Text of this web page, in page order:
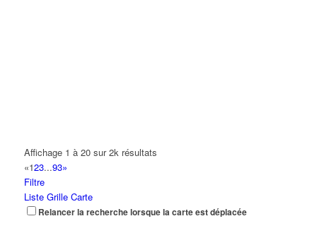
Affichage 1 à 20 sur 2k résultats
«123...93»
Filtre
Liste Grille Carte
Relancer la recherche lorsque la carte est déplacée